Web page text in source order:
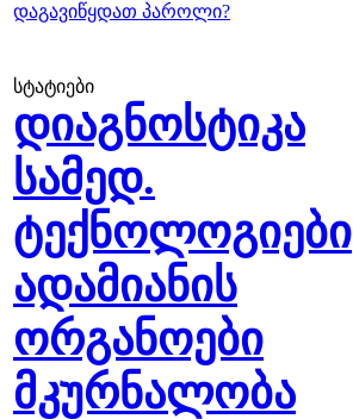
დაგავიწყდათ პაროლი?
სტატიები
დიაგნოსტიკა
სამედ.
ტექნოლოგიები
ადამიანის
ორგანოები
მკურნალობა